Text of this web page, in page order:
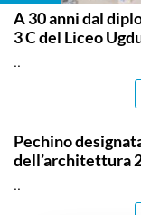
A 30 anni dal
3 C del Liceo
..
Pechino
dell’architettura
..